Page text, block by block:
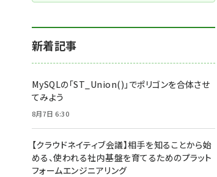
新着記事
MySQLの「ST_Union()」でポリゴンを合体させ
てみよう
8月7日 6:30
【クラウドネイティブ会議】相手を知ることから始
める、使われる社内基盤を育てるためのプラット
フォームエンジニアリング